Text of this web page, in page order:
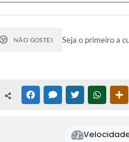
NÃO GOSTEI Seja o primeiro a
FACEBOOKMESSENGER
TWITTER